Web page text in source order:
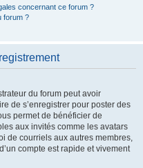
concernant ce forum ?
forum ?
du forum peut avoir
de s’enregistrer pour poster des
permet de bénéficier de
aux invités comme les avatars
de courriels aux autres membres,
compte est rapide et vivement